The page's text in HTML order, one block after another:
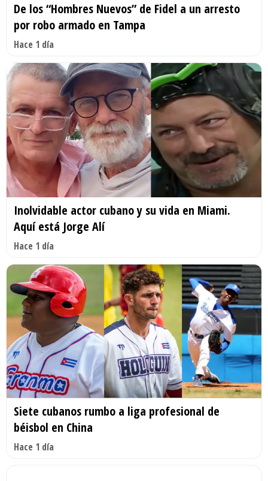
De los “Hombres Nuevos” de Fidel a un arresto
por robo armado en Tampa
Hace 1 día
Inolvidable actor cubano y su vida en Miami.
Aquí está Jorge Alí
Hace 1 día
Siete cubanos rumbo a liga profesional de
béisbol en China
Hace 1 día